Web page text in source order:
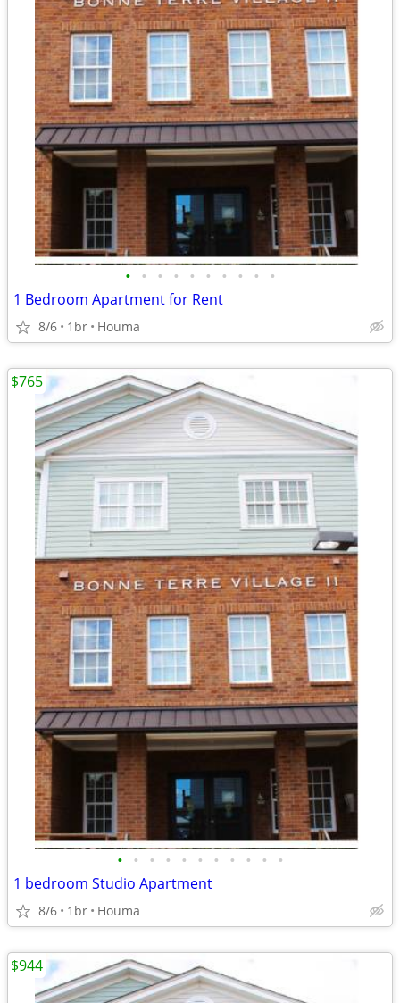
• • • • • • • • • •
1 Bedroom Apartment for Rent
8/6 1br Houma
• • • • • • • • • • •
1 bedroom Studio Apartment
8/6 1br Houma
$765
$944